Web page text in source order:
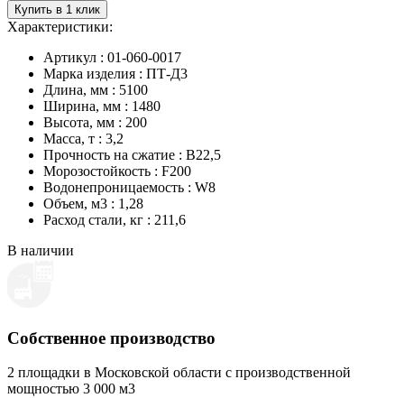
Купить в 1 клик
Характеристики:
Артикул : 01-060-0017
Марка изделия : ПТ-Д3
Длина, мм : 5100
Ширина, мм : 1480
Высота, мм : 200
Масса, т : 3,2
Прочность на сжатие : B22,5
Морозостойкость : F200
Водонепроницаемость : W8
Объем, м3 : 1,28
Расход стали, кг : 211,6
В наличии
Собственное производство
2 площадки в Московской области с производственной
мощностью 3 000 м3